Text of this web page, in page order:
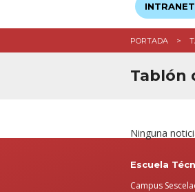
INTRANET
PORTADA
Tablón
Ninguna
Escuela
Campus